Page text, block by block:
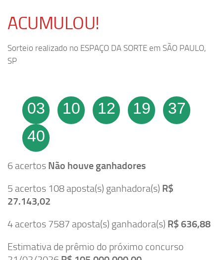
ACUMULOU!
Sorteio realizado no ESPAÇO DA SORTE em SÃO PAULO,
SP
03 10 12 19
37
40
6 acertos Não houve ganhadores
5 acertos 108 aposta(s) ganhadora(s) R$
27.143,02
4 acertos 7587 aposta(s) ganhadora(s) R$ 636,88
Estimativa de prêmio do próximo concurso